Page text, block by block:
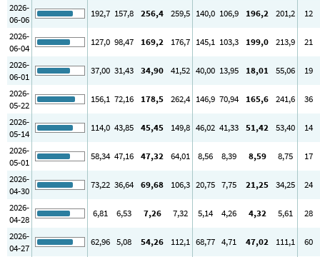
2026-
06-06
192,7 157,8 256,4 259,5 140,0 106,9 196,2 201,2
12
2026-
06-04
127,0 98,47 169,2 176,7 145,1 103,3 199,0 213,9
21
2026-
06-01
37,00 31,43 34,90 41,52 40,00 13,95 18,01 55,06
19
2026-
05-22
156,1 72,16 178,5 262,4 146,9 70,94 165,6 241,6
36
2026-
05-14
114,0 43,85 45,45 149,8 46,02 41,33 51,42 53,40
14
2026-
05-01
58,34 47,16 47,32 64,01 8,56 8,39 8,59 8,75
17
2026-
04-30
73,22 36,64 69,68 106,3 20,75 7,75 21,25 34,25
24
2026-
04-28
6,81 6,53 7,26 7,32 5,14 4,26 4,32 5,61
28
2026-
04-27
62,96 5,08 54,26 112,1 68,77 4,71 47,02 111,1
60